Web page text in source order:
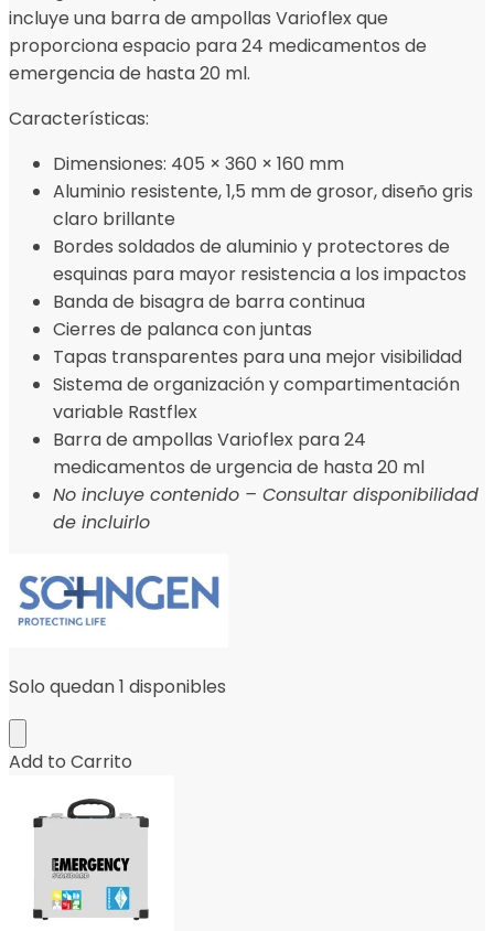
incluye una barra de ampollas Varioflex que
proporciona espacio para 24 medicamentos de
emergencia de hasta 20 ml.
Características:
Dimensiones: 405 × 360 × 160 mm
Aluminio resistente, 1,5 mm de grosor, diseño gris
claro brillante
Bordes soldados de aluminio y protectores de
esquinas para mayor resistencia a los impactos
Banda de bisagra de barra continua
Cierres de palanca con juntas
Tapas transparentes para una mejor visibilidad
Sistema de organización y compartimentación
variable Rastflex
Barra de ampollas Varioflex para 24
medicamentos de urgencia de hasta 20 ml
No incluye contenido – Consultar disponibilidad
de incluirlo
Solo quedan 1 disponibles
Add to Carrito